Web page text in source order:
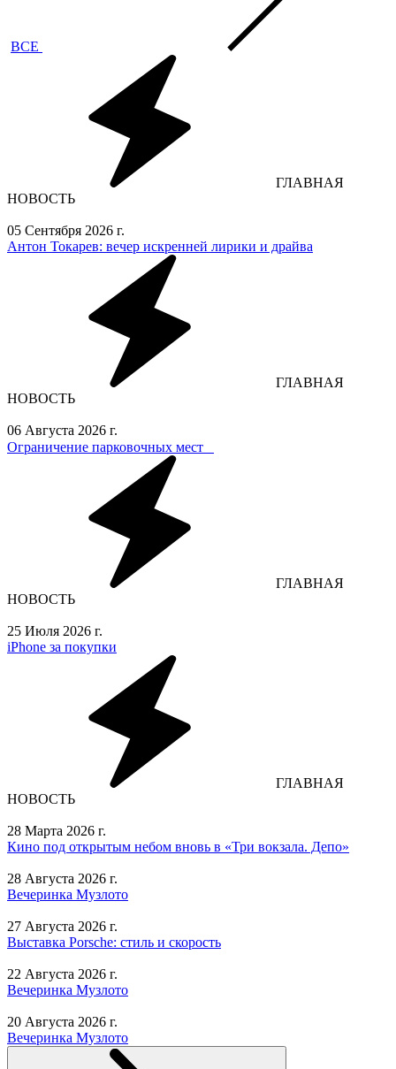
ВСЕ
ГЛАВНАЯ
НОВОСТЬ
05 Сентября 2026 г.
Антон Токарев: вечер искренней лирики и драйва
ГЛАВНАЯ
НОВОСТЬ
06 Августа 2026 г.
Ограничение парковочных мест⁣⁣⠀
ГЛАВНАЯ
НОВОСТЬ
25 Июля 2026 г.
iPhone за покупки
ГЛАВНАЯ
НОВОСТЬ
28 Марта 2026 г.
Кино под открытым небом вновь в «Три вокзала. Депо»
28 Августа 2026 г.
Вечеринка Музлото
27 Августа 2026 г.
Выставка Porsche: стиль и скорость
22 Августа 2026 г.
Вечеринка Музлото
20 Августа 2026 г.
Вечеринка Музлото